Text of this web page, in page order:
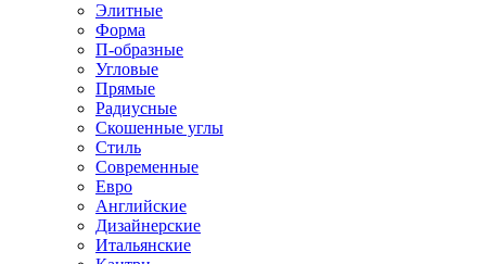
Элитные
Форма
П-образные
Угловые
Прямые
Радиусные
Скошенные углы
Стиль
Современные
Евро
Английские
Дизайнерские
Итальянские